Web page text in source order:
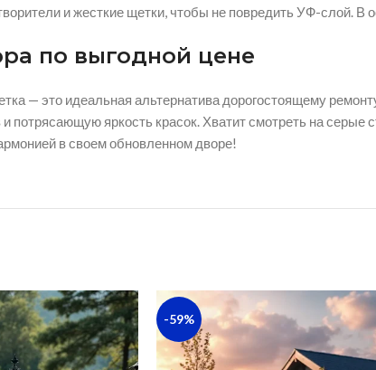
и жесткие щетки, чтобы не повредить УФ-слой.
по выгодной цене
— это идеальная альтернатива дорогостоящему
потрясающую яркость красок. Хватит смотреть на
в своем обновленном дворе!
-59%